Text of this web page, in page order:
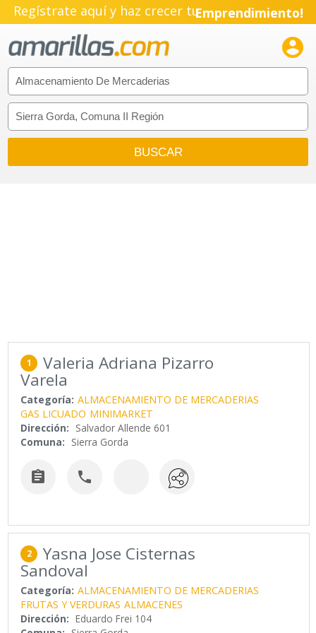
Regístrate aquí y haz crecer tuEmprendimiento!

1 Valeria Adriana Pizarro
Varela
Categoría: ALMACENAMIENTO DE MERCADERIAS
GAS LICUADO MINIMARKET
Dirección: Salvador Allende 601
Comuna: Sierra Gorda
 
2 Yasna Jose Cisternas
Sandoval
Categoría: ALMACENAMIENTO DE MERCADERIAS
FRUTAS Y VERDURAS ALMACENES
Dirección: Eduardo Frei 104